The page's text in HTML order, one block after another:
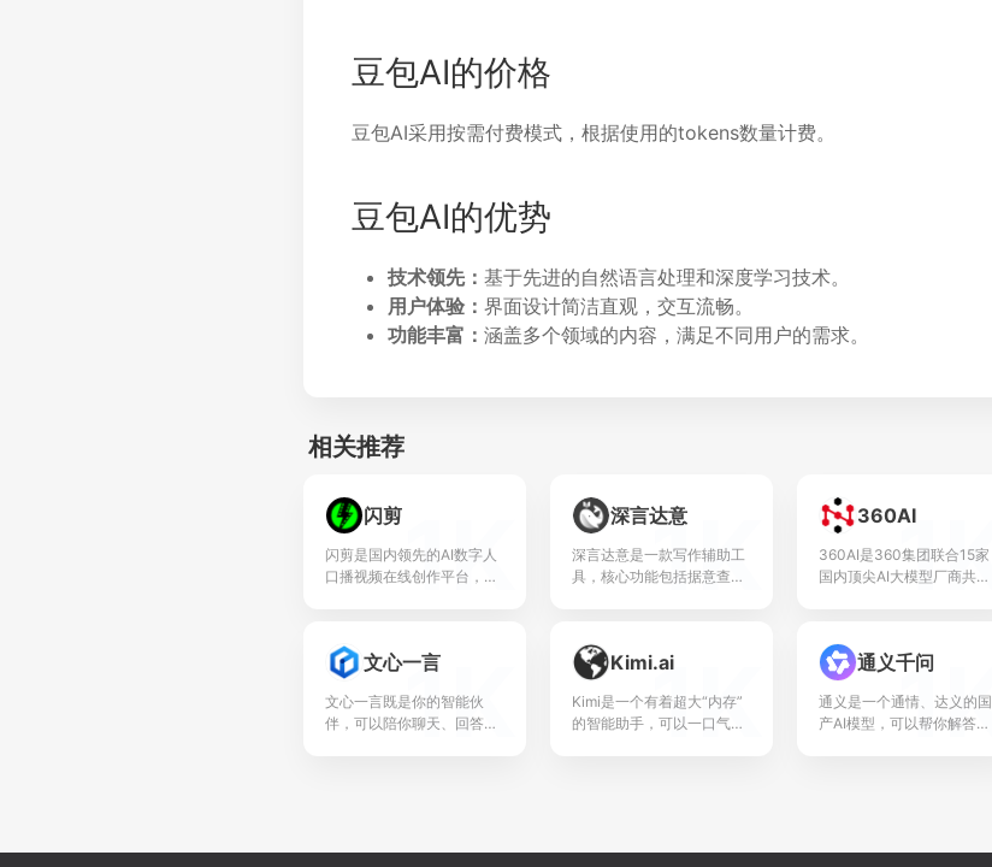
豆包AI的价格
豆包AI采用按需付费模式，根据使用的tokens数量计费。
豆包AI的优势
技术领先： 基于先进的自然语言处理和深度学习技术。
用户体验： 界面设计简洁直观，交互流畅。
功能丰富： 涵盖多个领域的内容，满足不同用户的需求。
相关推荐
闪剪
闪剪是国内领先的AI数字人
口播视频在线创作平台，同
板，你只需输入关键词，AI
自动创作文案一键生成...
1K 深言达意
深言达意是一款写作辅助工
具，核心功能包括据意查
言佳句，支持汉英双语。深
言达意基于最先进的人工智
能...
1K 360AI
360AI是360集团联合15家
国内顶尖AI大模型厂商共同
1K
文心一言
文心一言既是你的智能伙
伴，可以陪你聊天、回答问
1K Kimi.ai
Kimi是一个有着超大“内存”
的智能助手，可以一口气读
1K 通义千问
通义是一个通情、达义的国
产AI模型，可以帮你解答问
1K